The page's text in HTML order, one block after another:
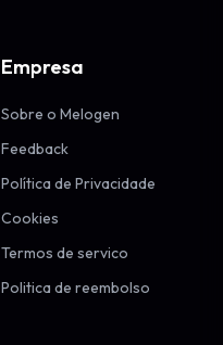
Empresa
Sobre o Melogen
Feedback
Política de Privacidade
Cookies
Termos de servico
Politica de reembolso